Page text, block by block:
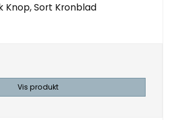
Knop, Sort Kronblad
Vis produkt